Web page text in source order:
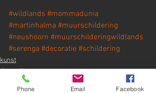
#wildlands #mommadunia
#martinhalma #muurschildering
#neushoorn #muurschilderingwildlands
#serenga #decoratie #schildering
kunst
decoratie
martin halma
Phone Email Facebook